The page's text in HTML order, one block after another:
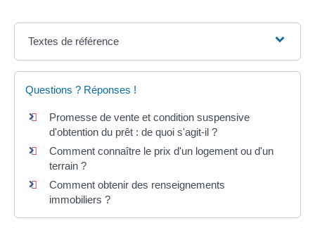
Textes de référence
Questions ? Réponses !
Promesse de vente et condition suspensive
d'obtention du prêt : de quoi s'agit-il ?
Comment connaître le prix d'un logement ou d'un
terrain ?
Comment obtenir des renseignements
immobiliers ?